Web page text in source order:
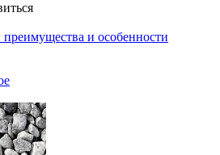
преимущества и особенности